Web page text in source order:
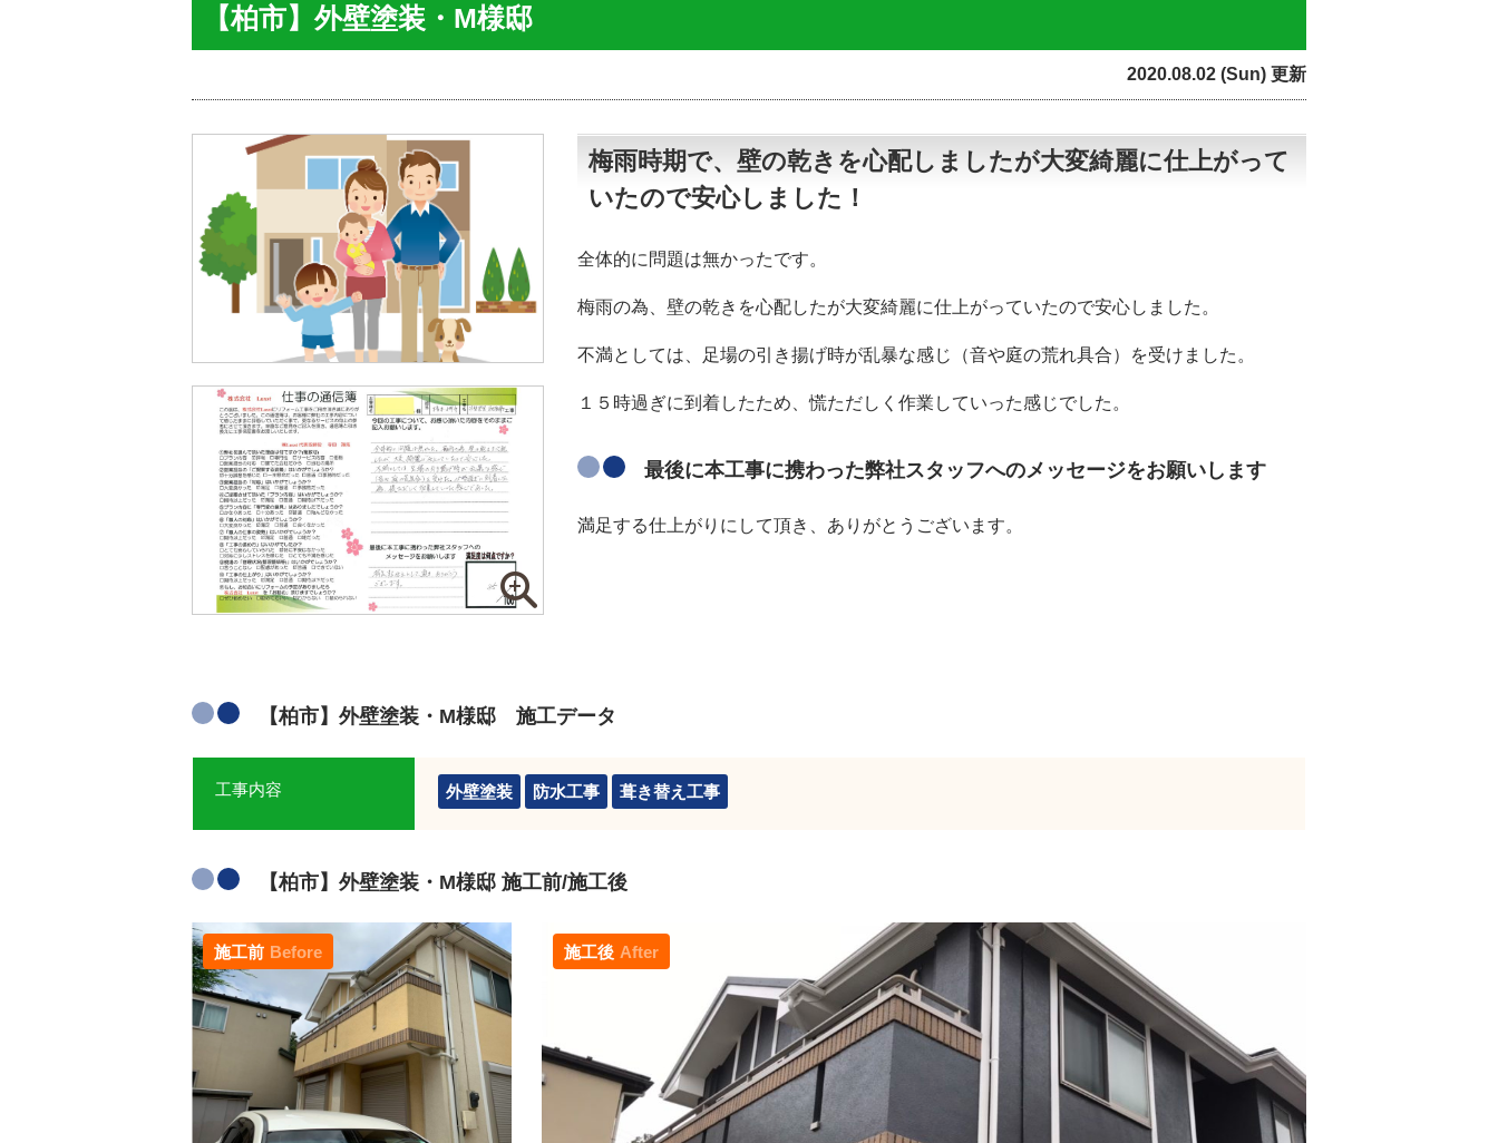
【柏市】外壁塗装・М様邸
2020.08.02 (Sun) 更新
梅雨時期で、壁の乾きを心配しましたが大変綺麗に仕上がって
いたので安心しました！
全体的に問題は無かったです。
梅雨の為、壁の乾きを心配したが大変綺麗に仕上がっていたので安心しました。
不満としては、足場の引き揚げ時が乱暴な感じ（音や庭の荒れ具合）を受けました。
１５時過ぎに到着したため、慌ただしく作業していった感じでした。
最後に本工事に携わった弊社スタッフへのメッセージをお願いします
満足する仕上がりにして頂き、ありがとうございます。
【柏市】外壁塗装・М様邸 施工データ
工事内容 外壁塗装 防水工事 葺き替え工事
【柏市】外壁塗装・М様邸 施工前/施工後
施工後 After
施工前 Before